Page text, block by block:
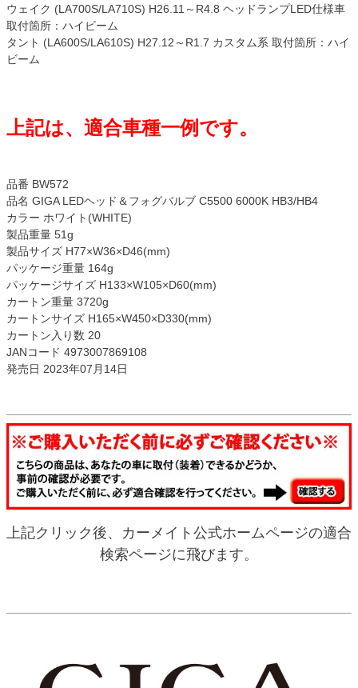
ウェイク (LA700S/LA710S) H26.11～R4.8 ヘッドランプLED仕様車
取付箇所：ハイビーム
タント (LA600S/LA610S) H27.12～R1.7 カスタム系 取付箇所：ハイ
ビーム
上記は、適合車種一例です。
品番 BW572
品名 GIGA LEDヘッド＆フォグバルブ C5500 6000K HB3/HB4
カラー ホワイト(WHITE)
製品重量 51g
製品サイズ H77×W36×D46(mm)
パッケージ重量 164g
パッケージサイズ H133×W105×D60(mm)
カートン重量 3720g
カートンサイズ H165×W450×D330(mm)
カートン入り数 20
JANコード 4973007869108
発売日 2023年07月14日
上記クリック後、カーメイト公式ホームページの適合
検索ページに飛びます。